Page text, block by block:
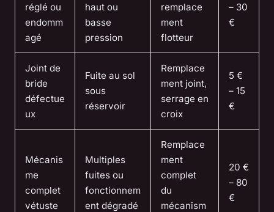
réglé ou
endomm
agé
haut ou
basse
pression
remplace
ment
flotteur
– 30
€
Joint de
bride
défectue
ux
Fuite au sol
sous
réservoir
Remplace
ment joint,
serrage en
croix
5 €
– 15
€
Mécanis
me
complet
vétuste
Multiples
fuites ou
fonctionnem
ent dégradé
Remplace
ment
complet
du
mécanism
20 €
– 80
€